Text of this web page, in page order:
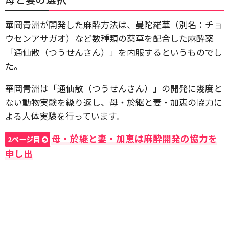
華岡青洲が開発した麻酔方法は、曼陀羅華（別名：チョ
ウセンアサガオ）など数種類の薬草を配合した麻酔薬
「通仙散（つうせんさん）」を内服するというものでし
た。
華岡青洲は「通仙散（つうせんさん）」の開発に幾度と
ない動物実験を繰り返し、母・於継と妻・加恵の協力に
よる人体実験を行っています。
2ページ目
母・於継と妻・加恵は麻酔開発の協力を
申し出